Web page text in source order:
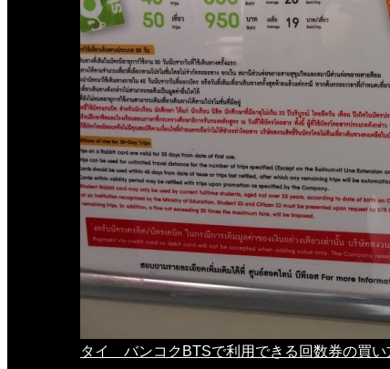
タイ バンコクBTSで利用できる回数券の買い